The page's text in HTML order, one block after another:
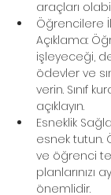
araçları
Öğrencilere
Açıklama:
işleyeceği,
ödevler ve
verin. Sınıf
açıklayın.
Esneklik
esnek tutun.
ve öğrenci
planlarınızı
önemlidir.